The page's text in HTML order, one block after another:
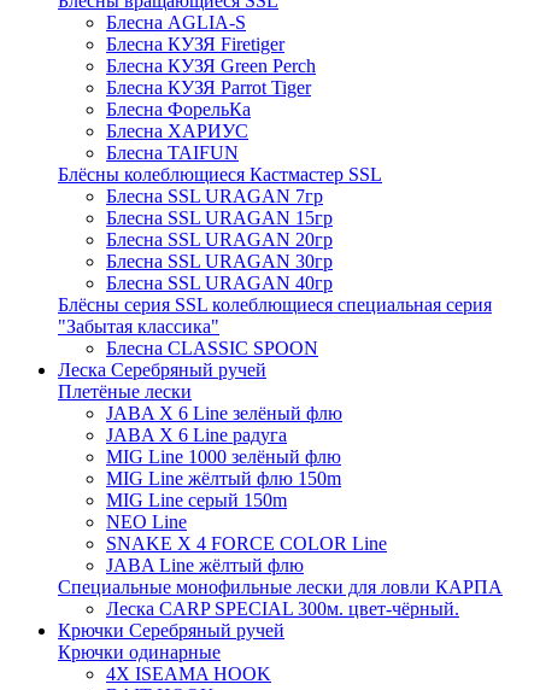
Блесна AGLIA-S
Блесна КУЗЯ Firetiger
Блесна КУЗЯ Green Perch
Блесна КУЗЯ Parrot Tiger
Блесна ФорельКа
Блесна ХАРИУС
Блесна TAIFUN
Блёсны колеблющиеся Кастмастер SSL
Блесна SSL URAGAN 7гр
Блесна SSL URAGAN 15гр
Блесна SSL URAGAN 20гр
Блесна SSL URAGAN 30гр
Блесна SSL URAGAN 40гр
Блёсны серия SSL колеблющиеся специальная серия
"Забытая классика"
Блесна CLASSIC SPOON
Леска Серебряный ручей
Плетёные лески
JABA X 6 Line зелёный флю
JABA X 6 Line радуга
MIG Line 1000 зелёный флю
MIG Line жёлтый флю 150m
MIG Line серый 150m
NEO Line
SNAKE X 4 FORCE COLOR Line
JABA Line жёлтый флю
Специальные монофильные лески для ловли КАРПА
Леска CARP SPECIAL 300м. цвет-чёрный.
Крючки Серебряный ручей
Крючки одинарные
4X ISEAMA HOOK